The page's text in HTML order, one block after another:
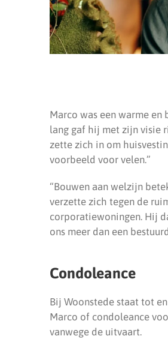
Marco was een warme
lang gaf hij met zijn visie
zette zich in om
voorbeeld voor velen.”
“Bouwen aan welzijn
verzette zich tegen de
corporatiewoningen. Hij
ons meer dan een
Condoleance
Bij Woonstede staat tot
Marco of condoleance
vanwege de uitvaart.